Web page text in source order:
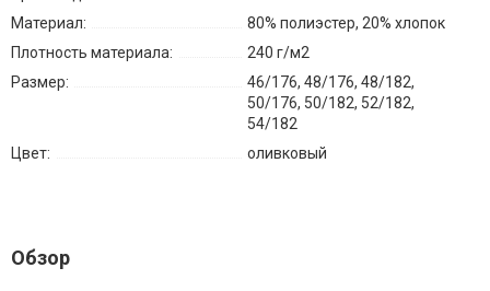
Материал:
80% полиэстер, 20% хлопок
Плотность материала:
240 г/м2
Размер:
46/176, 48/176, 48/182,
50/176, 50/182, 52/182,
54/182
Цвет:
оливковый
Обзор